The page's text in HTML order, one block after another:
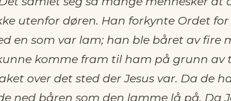
utenfor døren. Han forkynte Ordet
en som var lam; han ble båret av fire
komme fram til ham på grunn av
over det sted der Jesus var. Da de
ned båren som den lamme lå på. Da